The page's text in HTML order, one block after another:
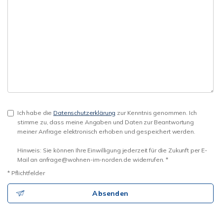
Ich habe die Datenschutzerklärung zur Kenntnis genommen. Ich
stimme zu, dass meine Angaben und Daten zur Beantwortung
meiner Anfrage elektronisch erhoben und gespeichert werden.
Hinweis: Sie können Ihre Einwilligung jederzeit für die Zukunft per E-
Mail an anfrage@wohnen-im-norden.de widerrufen. *
* Pflichtfelder
Absenden